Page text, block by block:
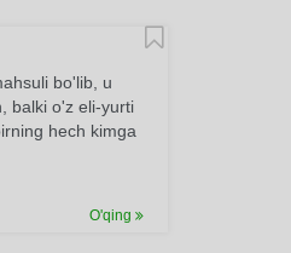
bo'lib, u
balki o'z eli-yurti
hech kimga
O'qing